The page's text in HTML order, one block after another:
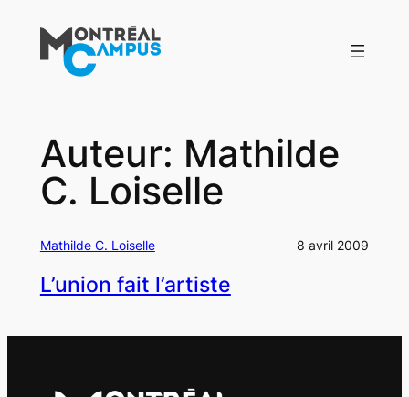
contenu
Auteur: Mathilde
C. Loiselle
Mathilde C. Loiselle 8 avril 2009
L’union fait l’artiste